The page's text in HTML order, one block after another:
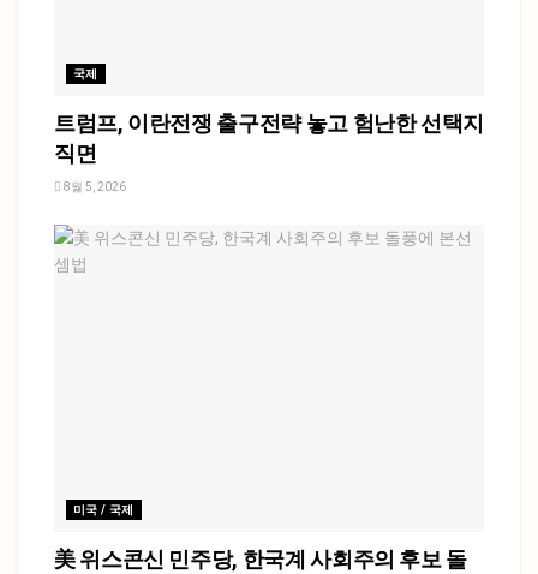
국제
트럼프, 이란전쟁 출구전략 놓고 험난한 선택지
직면
8월 5, 2026
미국 / 국제
美 위스콘신 민주당, 한국계 사회주의 후보 돌